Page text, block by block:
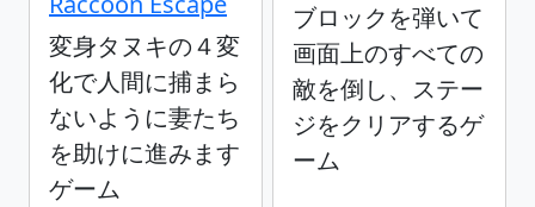
変身タヌキの４変
化で人間に捕まら
ないように妻たち
を助けに進みます
ゲーム
ブロックを弾いて
画面上のすべての
敵を倒し、ステー
ジをクリアするゲ
ーム